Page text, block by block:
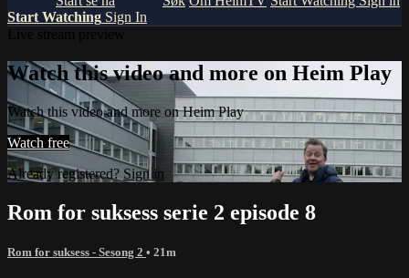
Start Watching Sign In
Watch this video and more on Heim Play
Watch this video and more on Heim Play
Watch free
Already registered? Sign in
Rom for suksess serie 2 episode 8
Rom for suksess - Sesong 2 • 21m